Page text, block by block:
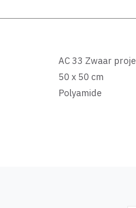
AC 33 Zwaar
50 x 50 cm
Polyamide